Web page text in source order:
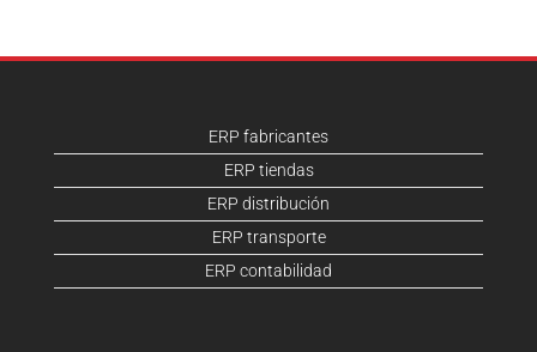
ERP fabricantes
ERP tiendas
ERP distribución
ERP transporte
ERP contabilidad